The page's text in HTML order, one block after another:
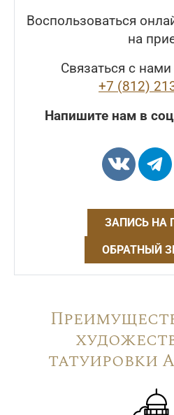
Воспользоваться
на
Связаться с
+7 (812)
Напишите нам в
ЗАПИСЬ НА
ОБРАТНЫЙ
татуировки